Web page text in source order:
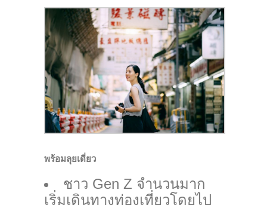
พร้อมลุยเดี่ยว
ชาว Gen Z จำนวนมาก
เริ่มเดินทางท่องเที่ยวโดยไป